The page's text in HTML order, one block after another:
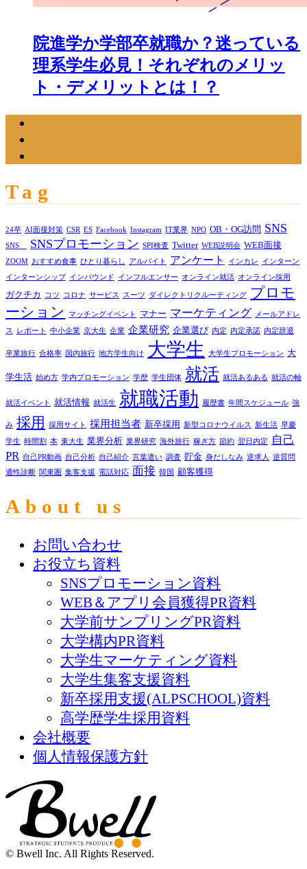
院進学か学部卒就職か？迷っている
理系学生必見！それぞれのメリッ
ト・デメリットとは！？
Tag
24卒 AI面接対策 CSR ES Facebook Instagram IT業界 NPO OB・OG訪問 SNS
SNS SNSプロモーション SPI検査 Twitter WEB説明会 WEB面接
ZOOM おすすめ食事 ひとり暮らし アルバイト アンケート インカレ インターン
インターンシップ インバウンド インフルエンサー オンライン就活 オンライン採用
ガクチカ コツ コロナ サービス スーツ ダイレクトリクルーティング プロモ
ーション
マッチングイベント マナー マーケティング メールアドレ
ス レポート 中小企業 京大生 企業 企業研究 企業選び 内定 内定承諾 内定辞退
卒業旅行 合格率 国内旅行 地方学生向け 大学生 大学生プロモーション 大
学生活 始め方 学内プロモーション 学歴 学生団体 就活 就活あるある 就活の軸
就活イベント 就活情報 就活生 就職活動 履歴書 年間スケジュール 強
み 採用 採用サイト 採用担当者 新卒採用 新型コロナウイルス 新生活 早慶
学生 時間割 本 東大生 業界分析 業界研究 海外旅行 稼ぎ方 節約 翌日内定
自己
PR 自己PR動画 自己分析 自己紹介 言葉遣い 調査 貯金 身だしなみ 逆求人
逆質問
適性診断 関東圏 集客支援 電話対応 面接 韓国 顧客獲得
About us
お問い合わせ
お役立ち資料
SNSプロモーション資料
WEB＆アプリ会員獲得PR資料
大学前サンプリングPR資料
大学構内PR資料
大学生マーケティング資料
大学生集客支援資料
新卒採用支援(ALPSCHOOL)資料
高学歴学生採用資料
会社概要
個人情報保護方針
© Bwell Inc. All Rights Reserved.